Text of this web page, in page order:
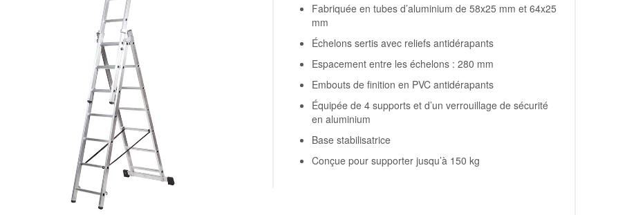
Fabriquée en tubes d’aluminium de 58x25 mm et 64x25
mm
Échelons sertis avec reliefs antidérapants
Espacement entre les échelons : 280 mm
Embouts de finition en PVC antidérapants
Équipée de 4 supports et d’un verrouillage de sécurité
en aluminium
Base stabilisatrice
Conçue pour supporter jusqu’à 150 kg